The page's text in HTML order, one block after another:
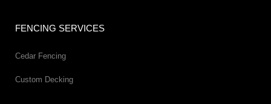
FENCING SERVICES
Cedar Fencing
Custom Decking